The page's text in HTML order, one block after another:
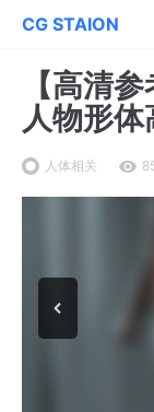
CG STAION
【高清
人物形
人体相关